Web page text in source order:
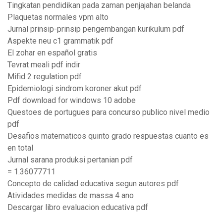
Tingkatan pendidikan pada zaman penjajahan belanda
Plaquetas normales vpm alto
Jurnal prinsip-prinsip pengembangan kurikulum pdf
Aspekte neu c1 grammatik pdf
El zohar en español gratis
Tevrat meali pdf indir
Mifid 2 regulation pdf
Epidemiologi sindrom koroner akut pdf
Pdf download for windows 10 adobe
Questoes de portugues para concurso publico nivel medio
pdf
Desafios matematicos quinto grado respuestas cuanto es
en total
Jurnal sarana produksi pertanian pdf
= 1.36077711
Concepto de calidad educativa segun autores pdf
Atividades medidas de massa 4 ano
Descargar libro evaluacion educativa pdf